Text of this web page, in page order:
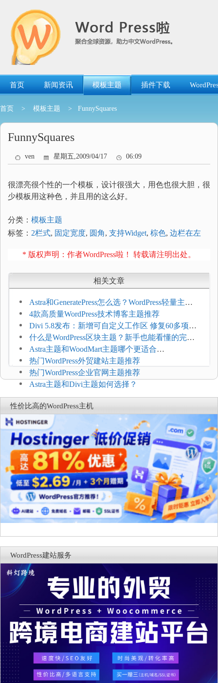
首页 新闻资讯 模板主题 插件下载
首页 > 模板主题 > FunnySquares
FunnySquares
ven 星期五,2009/04/17 06:09
很漂亮很个性的一个模板，设计很强大，用色也很大胆，很
少模板用这种色，并且用的这么好。
分类： 模板主题
标签： 2栏式, 固定宽度, 圆角, 支持Widget, 棕色, 边栏在左
* 版权声明：作者WordPress啦！ 转载请注明出处。
相关文章
Astra和GeneratePress怎么选？WordPress轻量主题
选型维度
4款高质量WordPress技术博客主题推荐
Divi 5.8发布：新增可自定义工作区 修复60多项问
题
什么是WordPress区块主题？新手也能看懂的完整
介绍
Astra主题和WoodMart主题哪个更适合
WooCommerce
热门WordPress外贸建站主题推荐
热门WordPress企业官网主题推荐
Astra主题和Divi主题如何选择？
性价比高的WordPress主机
WordPress建站服务